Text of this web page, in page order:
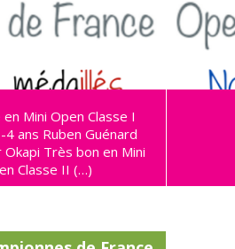
en Mini Open Classe I
4 ans Ruben Guénard
en Mini
Classe II (…)